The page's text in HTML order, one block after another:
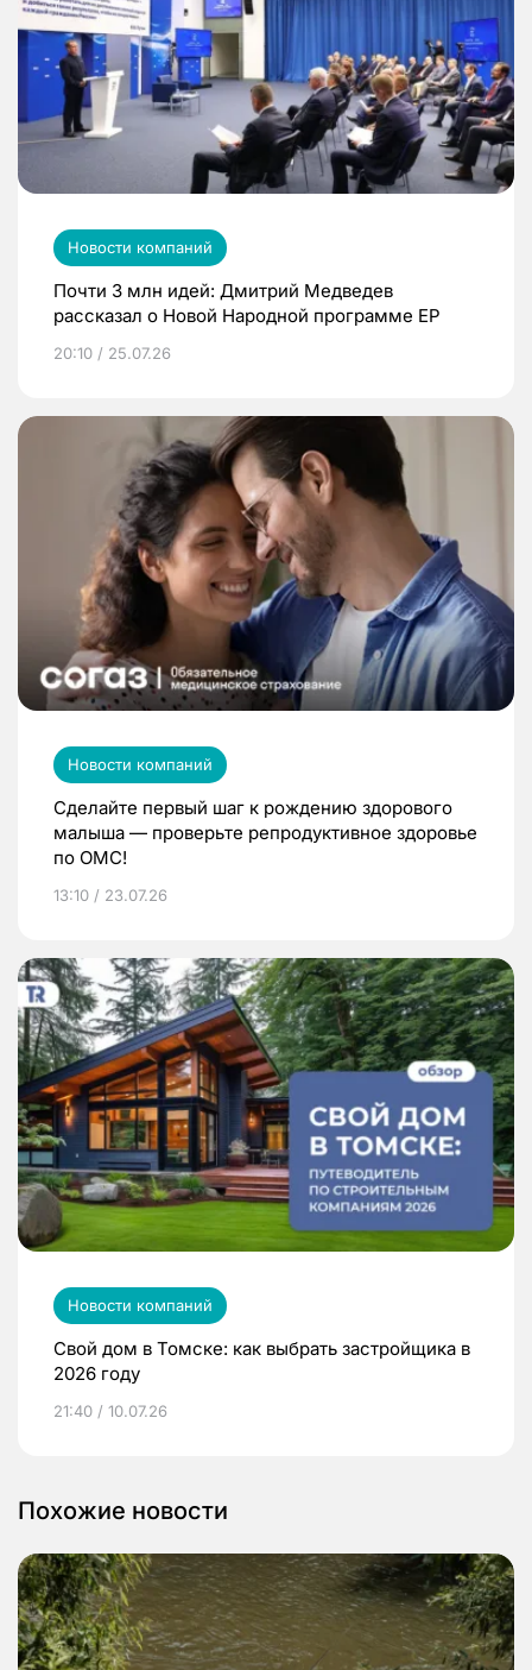
Новости компаний
Почти 3 млн идей: Дмитрий Медведев
рассказал о Новой Народной программе ЕР
20:10 / 25.07.26
Новости компаний
Сделайте первый шаг к рождению здорового
малыша — проверьте репродуктивное здоровье
по ОМС!
13:10 / 23.07.26
Новости компаний
Свой дом в Томске: как выбрать застройщика в
2026 году
21:40 / 10.07.26
Похожие новости